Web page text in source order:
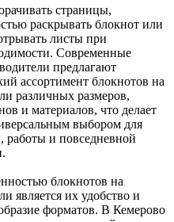
страницы,
раскрывать блокнот или
листы при
Современные
предлагают
ассортимент блокнотов на
различных размеров,
и материалов, что делает
выбором для
работы и повседневной
блокнотов на
является их удобство и
форматов. В Кемерово